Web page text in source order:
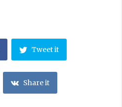
Tweet it
Share it